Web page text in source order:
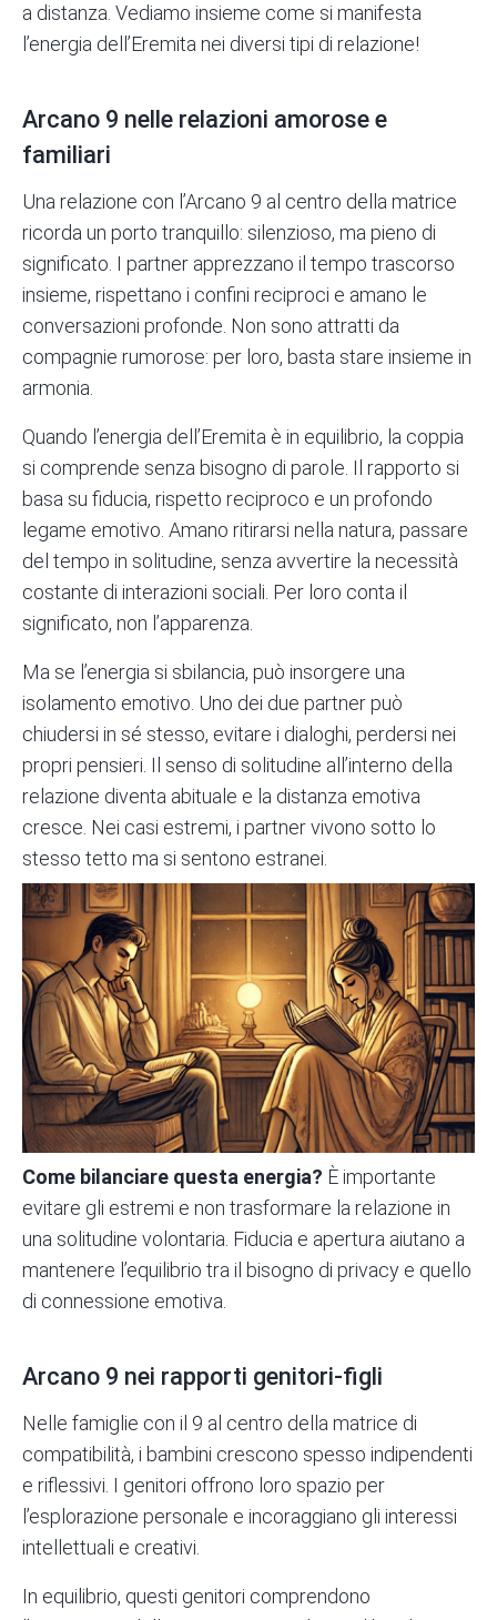
a distanza. Vediamo insieme come si manifesta
l’energia dell’Eremita nei diversi tipi di relazione!
Arcano 9 nelle relazioni amorose e
familiari
Una relazione con l’Arcano 9 al centro della matrice
ricorda un porto tranquillo: silenzioso, ma pieno di
significato. I partner apprezzano il tempo trascorso
insieme, rispettano i confini reciproci e amano le
conversazioni profonde. Non sono attratti da
compagnie rumorose: per loro, basta stare insieme in
armonia.
Quando l’energia dell’Eremita è in equilibrio, la coppia
si comprende senza bisogno di parole. Il rapporto si
basa su fiducia, rispetto reciproco e un profondo
legame emotivo. Amano ritirarsi nella natura, passare
del tempo in solitudine, senza avvertire la necessità
costante di interazioni sociali. Per loro conta il
significato, non l’apparenza.
Ma se l’energia si sbilancia, può insorgere una
isolamento emotivo. Uno dei due partner può
chiudersi in sé stesso, evitare i dialoghi, perdersi nei
propri pensieri. Il senso di solitudine all’interno della
relazione diventa abituale e la distanza emotiva
cresce. Nei casi estremi, i partner vivono sotto lo
stesso tetto ma si sentono estranei.
Come bilanciare questa energia? È importante
evitare gli estremi e non trasformare la relazione in
una solitudine volontaria. Fiducia e apertura aiutano a
mantenere l’equilibrio tra il bisogno di privacy e quello
di connessione emotiva.
Arcano 9 nei rapporti genitori-figli
Nelle famiglie con il 9 al centro della matrice di
compatibilità, i bambini crescono spesso indipendenti
e riflessivi. I genitori offrono loro spazio per
l’esplorazione personale e incoraggiano gli interessi
intellettuali e creativi.
In equilibrio, questi genitori comprendono